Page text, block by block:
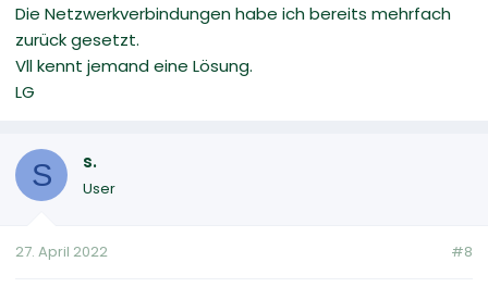
Die Netzwerkverbindungen habe ich bereits mehrfach
zurück gesetzt.
Vll kennt jemand eine Lösung.
LG
S s.
User
27. April 2022 #8